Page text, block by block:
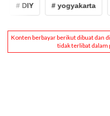
# DIY # yogyakarta